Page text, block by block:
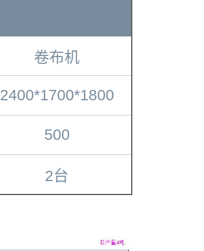
卷布机
2400*1700*1800
500
2台